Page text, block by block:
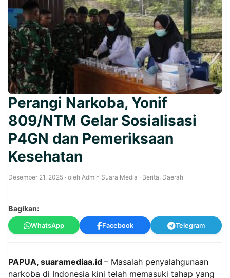
Perangi Narkoba, Yonif
809/NTM Gelar Sosialisasi
P4GN dan Pemeriksaan
Kesehatan
Desember 21, 2025 · oleh Admin Suara Media · Berita, Daerah
Bagikan:
WhatsApp Facebook Telegram
PAPUA, suaramediaa.id – Masalah penyalahgunaan
narkoba di Indonesia kini telah memasuki tahap yang